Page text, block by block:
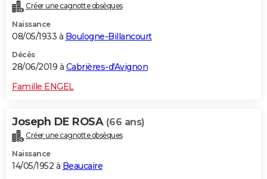
Créer une cagnotte obsèques
Naissance
08/05/1933 à Boulogne-Billancourt
Décès
28/06/2019 à Cabrières-d'Avignon
Famille ENGEL
Joseph DE ROSA (66 ans)
Créer une cagnotte obsèques
Naissance
14/05/1952 à Beaucaire